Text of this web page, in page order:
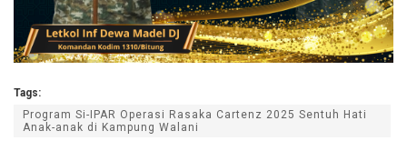
Tags:
Program Si-IPAR Operasi Rasaka Cartenz 2025 Sentuh Hati
Anak-anak di Kampung Walani